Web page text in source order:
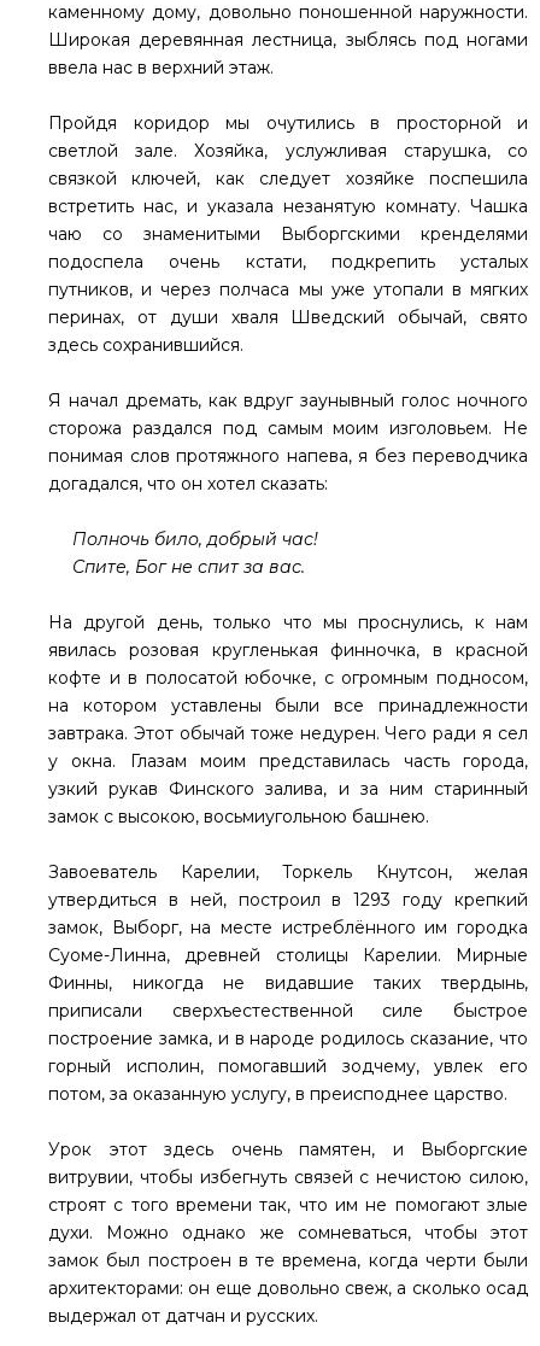
каменному дому, довольно поношенной наружности.
Широкая деревянная лестница, зыблясь под ногами
ввела нас в верхний этаж.
Пройдя коридор мы очутились в просторной и
светлой зале. Хозяйка, услужливая старушка, со
связкой ключей, как следует хозяйке поспешила
встретить нас, и указала незанятую комнату. Чашка
чаю со знаменитыми Выборгскими кренделями
подоспела очень кстати, подкрепить усталых
путников, и через полчаса мы уже утопали в мягких
перинах, от души хваля Шведский обычай, свято
здесь сохранившийся.
Я начал дремать, как вдруг заунывный голос ночного
сторожа раздался под самым моим изголовьем. Не
понимая слов протяжного напева, я без переводчика
догадался, что он хотел сказать:
Полночь било, добрый час!
Спите, Бог не спит за вас.
На другой день, только что мы проснулись, к нам
явилась розовая кругленькая финночка, в красной
кофте и в полосатой юбочке, с огромным подносом,
на котором уставлены были все принадлежности
завтрака. Этот обычай тоже недурен. Чего ради я сел
у окна. Глазам моим представилась часть города,
узкий рукав Финского залива, и за ним старинный
замок с высокою, восьмиугольною башнею.
Завоеватель Карелии, Торкель Кнутсон, желая
утвердиться в ней, построил в 1293 году крепкий
замок, Выборг, на месте истреблённого им городка
Суоме-Линна, древней столицы Карелии. Мирные
Финны, никогда не видавшие таких твердынь,
приписали сверхъестественной силе быстрое
построение замка, и в народе родилось сказание, что
горный исполин, помогавший зодчему, увлек его
потом, за оказанную услугу, в преисподнее царство.
Урок этот здесь очень памятен, и Выборгские
витрувии, чтобы избегнуть связей с нечистою силою,
строят с того времени так, что им не помогают злые
духи. Можно однако же сомневаться, чтобы этот
замок был построен в те времена, когда черти были
архитекторами: он еще довольно свеж, а сколько осад
выдержал от датчан и русских.